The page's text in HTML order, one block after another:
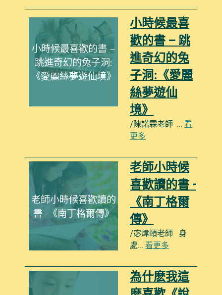
小時候最喜歡的書 –
跳進奇幻的兔子洞:
《愛麗絲夢遊仙境》
小時候最喜
歡的書 – 跳
進奇幻的兔
子洞:《愛麗
絲夢遊仙
境》
/陳諾霖老師 … 看
更多
老師小時候喜歡讀的
書 -《南丁格爾傳》
老師小時候
喜歡讀的書 -
《南丁格爾
傳》
/宓煒頤老師 身
處… 看更多
為什麽我這